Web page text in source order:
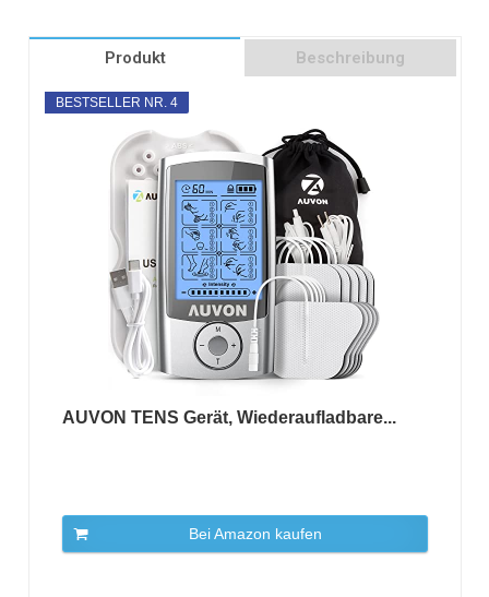
Produkt Beschreibung
BESTSELLER NR. 4
AUVON TENS Gerät, Wiederaufladbare...
Bei Amazon kaufen